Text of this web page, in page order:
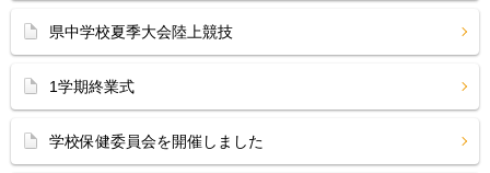
県中学校夏季大会陸上競技
1学期終業式
学校保健委員会を開催しました